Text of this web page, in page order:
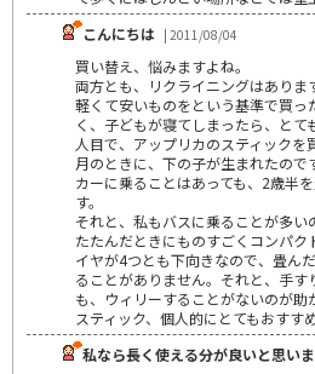
こんにちは | 2011/08/04
買い替え、悩みますよね。
両方とも、リクライニングはありま
軽くて安いものをという基準で買っ
く、子どもが寝てしまったら、と
人目で、アップリカのスティックを
月のときに、下の子が生まれたの
カーに乗ることはあっても、2歳半
す。
それと、私もバスに乗ることが多い
たたんだときにものすごくコンパ
イヤが4つとも下向きなので、畳ん
ることがありません。それと、手
も、ウィリーすることがないのが助
スティック、個人的にとてもおすすめ
私なら長く使える分が良いと思いま